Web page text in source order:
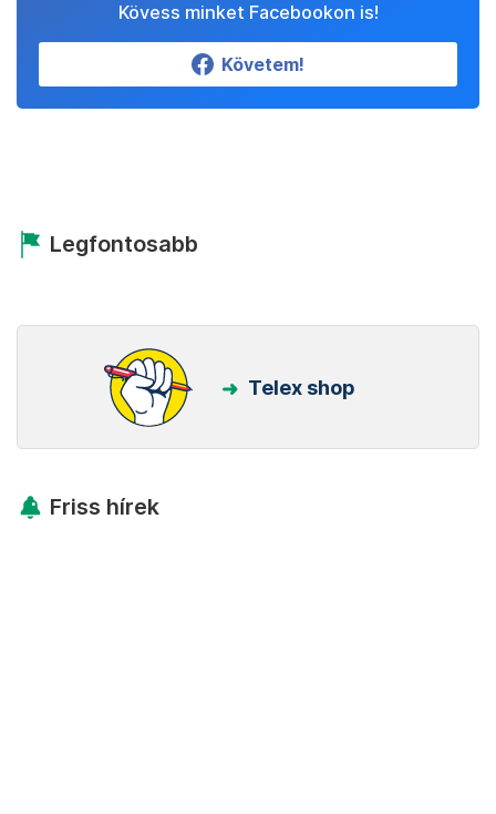
Kövess minket Facebookon is!
Követem!
Legfontosabb
Telex shop
Friss hírek